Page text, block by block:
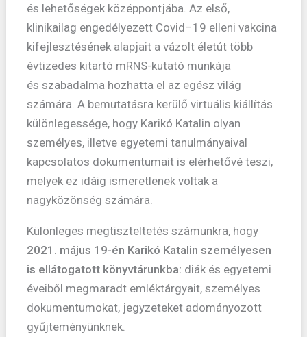
és lehetőségek középpontjába. Az első,
klinikailag engedélyezett Covid–19 elleni vakcina
kifejlesztésének alapjait a vázolt életút több
évtizedes kitartó mRNS-kutató munkája
és szabadalma hozhatta el az egész világ
számára. A bemutatásra kerülő virtuális kiállítás
különlegessége, hogy Karikó Katalin olyan
személyes, illetve egyetemi tanulmányaival
kapcsolatos dokumentumait is elérhetővé teszi,
melyek ez idáig ismeretlenek voltak a
nagyközönség számára.
Különleges megtiszteltetés számunkra, hogy
2021. május 19-én Karikó Katalin személyesen
is ellátogatott könyvtárunkba: diák és egyetemi
éveiből megmaradt emléktárgyait, személyes
dokumentumokat, jegyzeteket adományozott
gyűjteményünknek.